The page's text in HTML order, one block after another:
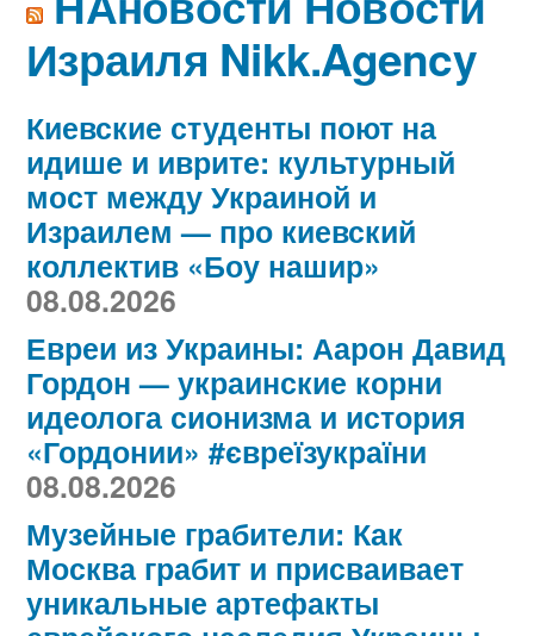
Израиля Nikk.Agency
Киевские студенты поют на
идише и иврите: культурный
мост между Украиной и
Израилем — про киевский
коллектив «Боу нашир»
08.08.2026
Евреи из Украины: Аарон Давид
Гордон — украинские корни
идеолога сионизма и история
«Гордонии» #євреїзукраїни
08.08.2026
Музейные грабители: Как
Москва грабит и присваивает
уникальные артефакты